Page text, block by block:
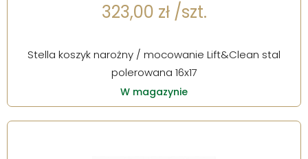
323,00 zł /szt.
Stella koszyk narożny / mocowanie Lift&Clean stal
polerowana 16x17
W magazynie